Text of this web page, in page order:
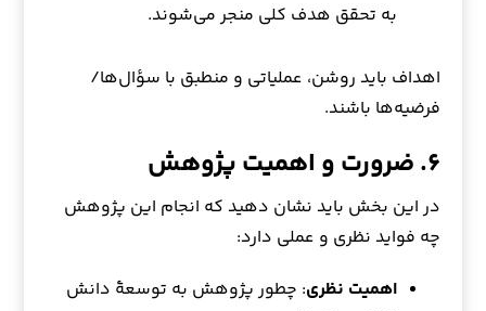
به تحقق هدف کلی منجر می‌شوند.
اهداف باید روشن، عملیاتی و منطبق با سؤال‌ها/
فرضیه‌ها باشند.
۶. ضرورت و اهمیت پژوهش
در این بخش باید نشان دهید که انجام این پژوهش
چه فواید نظری و عملی دارد:
اهمیت نظری: چطور پژوهش به توسعهٔ دانش